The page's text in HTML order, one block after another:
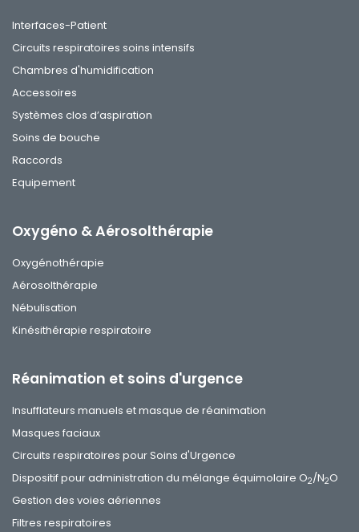
Interfaces-Patient
Circuits respiratoires soins intensifs
Chambres d'humidification
Accessoires
Systèmes clos d’aspiration
Soins de bouche
Raccords
Equipement
Oxygéno & Aérosolthérapie
Oxygénothérapie
Aérosolthérapie
Nébulisation
Kinésithérapie respiratoire
Réanimation et soins d'urgence
Insufflateurs manuels et masque de réanimation
Masques faciaux
Circuits respiratoires pour Soins d'Urgence
Dispositif pour administration du mélange équimolaire O2/N2O
Gestion des voies aériennes
Filtres respiratoires